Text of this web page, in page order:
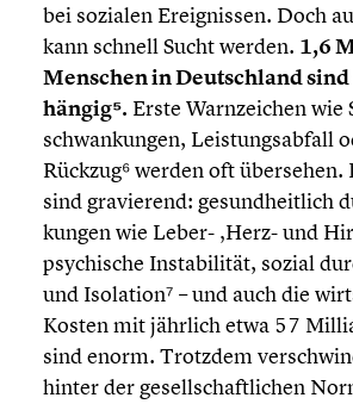
bei sozialen Ereig­nis­sen. Doch
kann schnell Sucht werden. 1,6
Menschen in Deutsch­land
hän­gig⁵. Erste Warnzei­chen
schwan­kun­gen, Leistungs­ab­fall
Rückzug⁶ werden oft übersehen.
sind gravie­rend: gesund­heit­lich
kun­gen wie Leber- ‚Herz- und
psychi­sche Insta­bi­li­tät, sozial
und Isola­ti­on⁷ – und auch die
Kosten mit jährlich etwa 57
sind enorm. Trotzdem
hinter der gesell­schaft­li­chen